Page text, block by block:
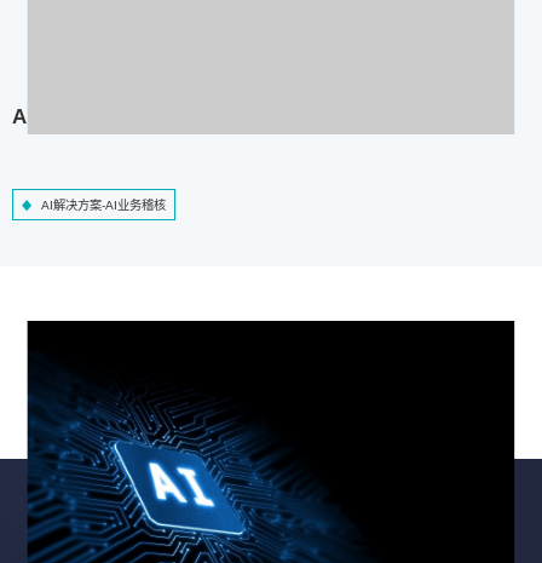
AI解决方案-AI业务稽核
AI解决方案-AI业务稽核